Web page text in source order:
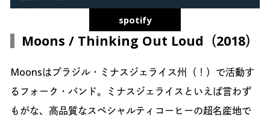
spotify
Moons / Thinking Out Loud（2018）
Moonsはブラジル・ミナスジェライス州（！）で活動す
るフォーク・バンド。ミナスジェライスといえば言わず
もがな、高品質なスペシャルティコーヒーの超名産地で